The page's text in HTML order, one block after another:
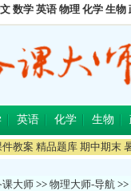
数学 英语 物理 化学 生物
英语 化学 生物
件教案 精品题库 期中期末
课大师 >> 物理大师-导航 >>